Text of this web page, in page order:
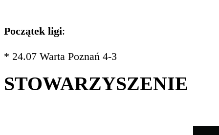
Początek ligi:
* 24.07 Warta Poznań 4-3
STOWARZYSZENIE